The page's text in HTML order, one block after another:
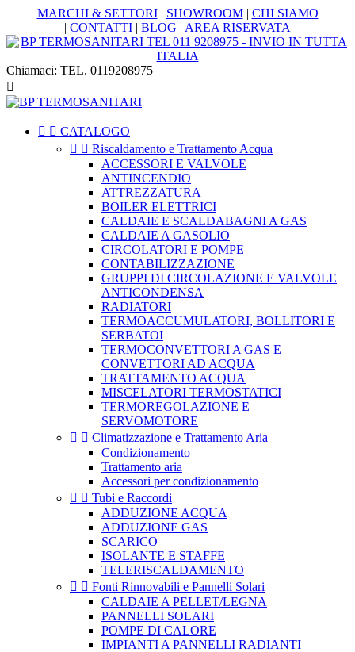
MARCHI & SETTORI| SHOWROOM| CHI SIAMO
| CONTATTI | BLOG | AREA RISERVATA
Chiamaci: TEL. 0119208975

  CATALOGO
  Riscaldamento e Trattamento Acqua
ACCESSORI E VALVOLE
ANTINCENDIO
ATTREZZATURA
BOILER ELETTRICI
CALDAIE E SCALDABAGNI A GAS
CALDAIE A GASOLIO
CIRCOLATORI E POMPE
CONTABILIZZAZIONE
GRUPPI DI CIRCOLAZIONE E VALVOLE
ANTICONDENSA
RADIATORI
TERMOACCUMULATORI, BOLLITORI E
SERBATOI
TERMOCONVETTORI A GAS E
CONVETTORI AD ACQUA
TRATTAMENTO ACQUA
MISCELATORI TERMOSTATICI
TERMOREGOLAZIONE E
SERVOMOTORE
  Climatizzazione e Trattamento Aria
Condizionamento
Trattamento aria
Accessori per condizionamento
  Tubi e Raccordi
ADDUZIONE ACQUA
ADDUZIONE GAS
SCARICO
ISOLANTE E STAFFE
TELERISCALDAMENTO
  Fonti Rinnovabili e Pannelli Solari
CALDAIE A PELLET/LEGNA
PANNELLI SOLARI
POMPE DI CALORE
IMPIANTI A PANNELLI RADIANTI